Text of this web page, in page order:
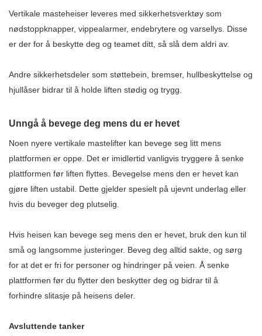
Vertikale masteheiser leveres med sikkerhetsverktøy som
nødstoppknapper, vippealarmer, endebrytere og varsellys. Disse
er der for å beskytte deg og teamet ditt, så slå dem aldri av.
Andre sikkerhetsdeler som støttebein, bremser, hullbeskyttelse og
hjullåser bidrar til å holde liften stødig og trygg.
Unngå å bevege deg mens du er hevet
Noen nyere vertikale mastelifter kan bevege seg litt mens
plattformen er oppe. Det er imidlertid vanligvis tryggere å senke
plattformen før liften flyttes. Bevegelse mens den er hevet kan
gjøre liften ustabil. Dette gjelder spesielt på ujevnt underlag eller
hvis du beveger deg plutselig.
Hvis heisen kan bevege seg mens den er hevet, bruk den kun til
små og langsomme justeringer. Beveg deg alltid sakte, og sørg
for at det er fri for personer og hindringer på veien. Å senke
plattformen før du flytter den beskytter deg og bidrar til å
forhindre slitasje på heisens deler.
Avsluttende tanker